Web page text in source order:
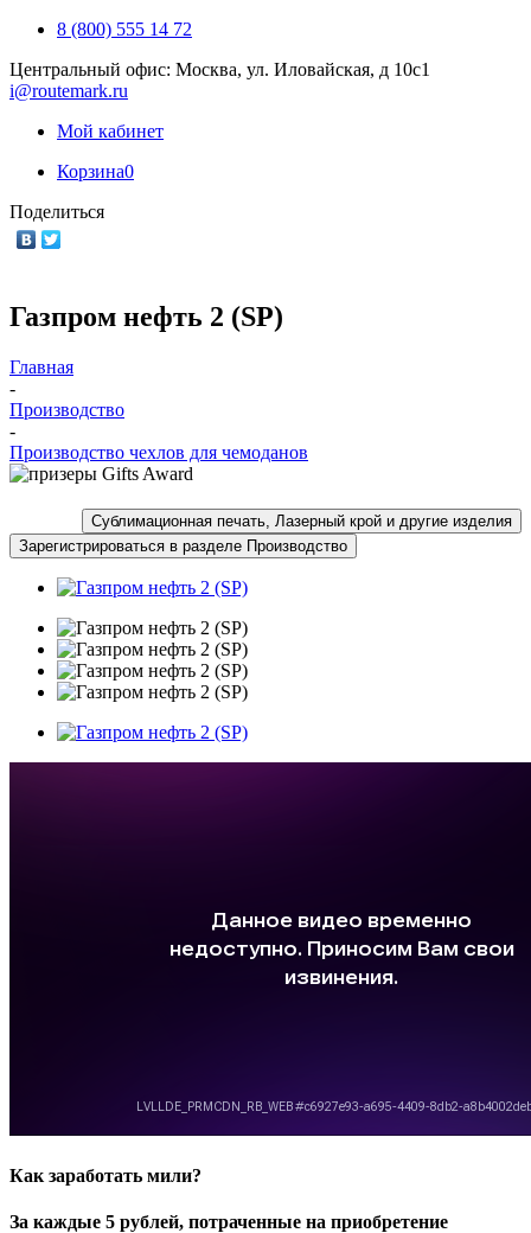
8 (800) 555 14 72
Центральный офис: Москва, ул. Иловайская, д 10с1
i@routemark.ru
Мой кабинет
Корзина0
Поделиться
Газпром нефть 2 (SP)
Главная
-
Производство
-
Производство чехлов для чемоданов
Сублимационная печать, Лазерный крой и другие изделия
Зарегистрироваться в разделе Производство
Как заработать мили?
За каждые 5 рублей, потраченные на приобретение